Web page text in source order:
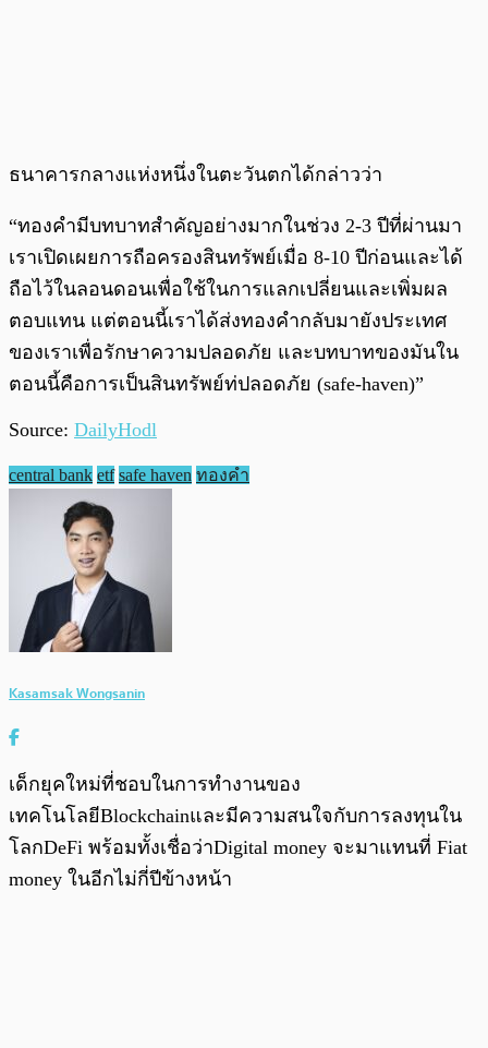
ธนาคารกลางแห่งหนึ่งในตะวันตกได้กล่าวว่า
“ทองคำมีบทบาทสำคัญอย่างมากในช่วง 2-3 ปีที่ผ่านมา
เราเปิดเผยการถือครองสินทรัพย์เมื่อ 8-10 ปีก่อนและได้
ถือไว้ในลอนดอนเพื่อใช้ในการแลกเปลี่ยนและเพิ่มผล
ตอบแทน แต่ตอนนี้เราได้ส่งทองคำกลับมายังประเทศ
ของเราเพื่อรักษาความปลอดภัย และบทบาทของมันใน
ตอนนี้คือการเป็นสินทรัพย์ท่ปลอดภัย (safe-haven)”
Source: DailyHodl
central bank etf safe haven ทองคำ
Kasamsak Wongsanin
เด็กยุคใหม่ที่ชอบในการทำงานของ
เทคโนโลยีBlockchainและมีความสนใจกับการลงทุนใน
โลกDeFi พร้อมทั้งเชื่อว่าDigital money จะมาแทนที่ Fiat
money ในอีกไม่กี่ปีข้างหน้า